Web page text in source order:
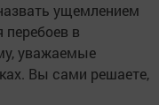
ущемлением
перебоев в
уважаемые
Вы сами решаете,